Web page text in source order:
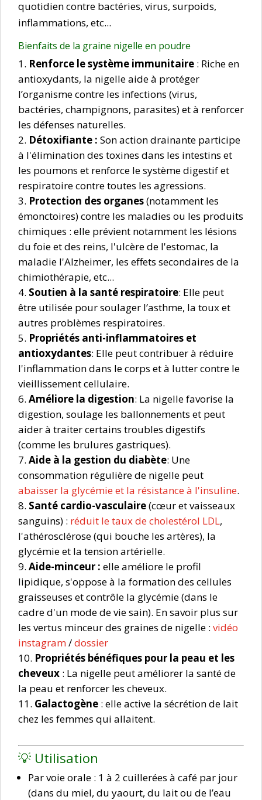
quotidien contre bactéries, virus, surpoids,
inflammations, etc...
Bienfaits de la graine nigelle en poudre
Renforce le système immunitaire : Riche en
antioxydants, la nigelle aide à protéger
l’organisme contre les infections (virus,
bactéries, champignons, parasites) et à renforcer
les défenses naturelles.
Détoxifiante : Son action drainante participe
à l'élimination des toxines dans les intestins et
les poumons et renforce le système digestif et
respiratoire contre toutes les agressions.
Protection des organes(notamment les
émonctoires) contre les maladies ou les produits
chimiques : elle prévient notamment les lésions
du foie et des reins, l'ulcère de l'estomac, la
maladie l'Alzheimer, les effets secondaires de la
chimiothérapie, etc...
Soutien à la santé respiratoire: Elle peut
être utilisée pour soulager l’asthme, la toux et
autres problèmes respiratoires.
Propriétés anti-inflammatoires et
antioxydantes: Elle peut contribuer à réduire
l'inflammation dans le corps et à lutter contre le
vieillissement cellulaire.
Améliore la digestion: La nigelle favorise la
digestion, soulage les ballonnements et peut
aider à traiter certains troubles digestifs
(comme les brulures gastriques).
Aide à la gestion du diabète: Une
consommation régulière de nigelle peut
abaisser la glycémie et la résistance à l'insuline.
Santé cardio-vasculaire(cœur et vaisseaux
sanguins) : réduit le taux de cholestérol LDL,
l'athérosclérose (qui bouche les artères), la
glycémie et la tension artérielle.
Aide-minceur : elle améliore le profil
lipidique, s'oppose à la formation des cellules
graisseuses et contrôle la glycémie (dans le
cadre d'un mode de vie sain). En savoir plus sur
les vertus minceur des graines de nigelle : vidéo
instagram/dossier
Propriétés bénéfiques pour la peau et les
cheveux : La nigelle peut améliorer la santé de
la peau et renforcer les cheveux.
Galactogène : elle active la sécrétion de lait
chez les femmes qui allaitent.
💡 Utilisation
Par voie orale : 1 à 2 cuillerées à café par jour
(dans du miel, du yaourt, du lait ou de l’eau